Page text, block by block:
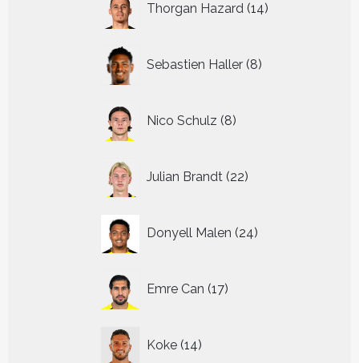
Thorgan Hazard 14
producten
Sebastien Haller 8
producten
Nico Schulz 8
producten
Julian Brandt 22
producten
Donyell Malen 24
producten
Emre Can 17
producten
Koke 14
producten